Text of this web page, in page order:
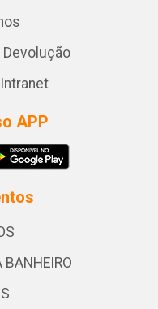
Devolução
APP
BANHEIRO